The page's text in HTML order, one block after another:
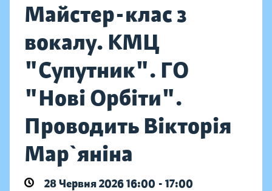
Майстер-клас з
вокалу. КМЦ
"Супутник". ГО
"Нові Орбіти".
Проводить Вікторія
Мар`яніна
28 Червня 2026 16:00 - 17:00